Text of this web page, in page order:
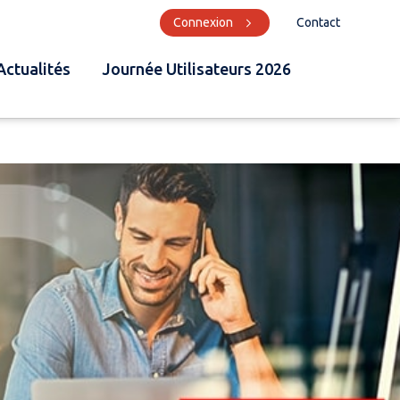
Journée Utilisateurs 2026
Connexion Contact